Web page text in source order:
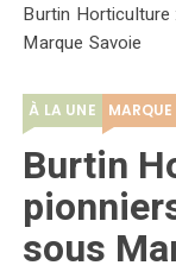
Burtin
Marque Savoie
À LA UNE
Burtin
sous